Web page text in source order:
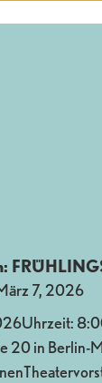
7, 2026
20 in Berlin-